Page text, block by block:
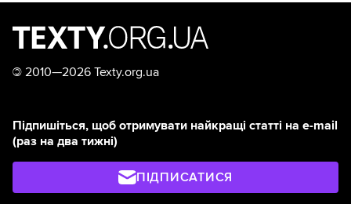
© 2010—2026 Texty.org.ua
Підпишіться, щоб отримувати найкращі статті на e-mail
(раз на два тижні)
ПІДПИСАТИСЯ